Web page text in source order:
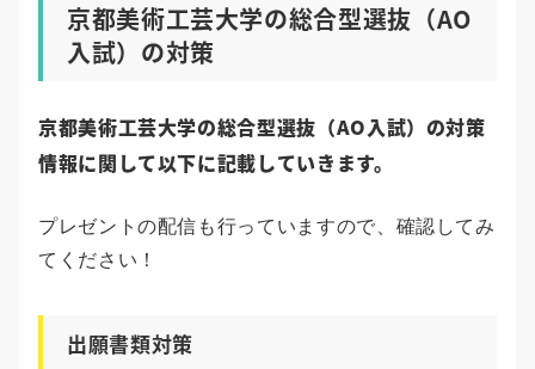
京都美術工芸大学の総合型選抜（AO
入試）の対策
京都美術工芸大学の総合型選抜（AO入試）の対策
情報に関して以下に記載していきます。
プレゼントの配信も行っていますので、確認してみ
てください！
出願書類対策